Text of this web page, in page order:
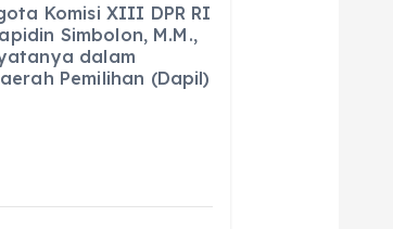
Komisi XIII DPR RI
Simbolon, M.M.,
dalam
Pemilihan (Dapil)